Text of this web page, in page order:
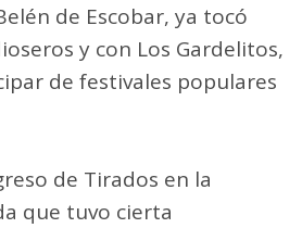
de Escobar, ya tocó
y con Los Gardelitos,
de festivales populares
de Tirados en la
que tuvo cierta